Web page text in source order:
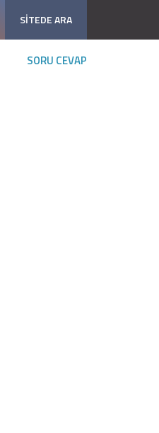
SİTEDE ARA
SORU CEVAP